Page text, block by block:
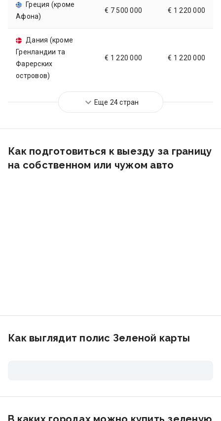
Греция (кроме
Афона)
€ 7 500 000 € 1 220 000
Дания (кроме
Гренландии та
Фарерских
островов)
€ 1 220 000 € 1 220 000
Еще 24 стран
Как подготовиться к выезду за границу
на собственном или чужом авто
Как выглядит полис Зеленой карты